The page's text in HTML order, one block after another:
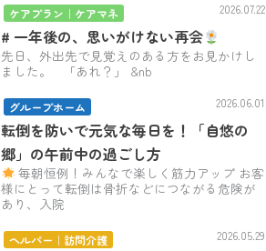
ケアプラン｜ケアマネ 2026.07.22
# 一年後の、思いがけない再会
先日、外出先で見覚えのある方をお見かけし
ました。 「あれ？」 &nb
グループホーム 2026.06.01
転倒を防いで元気な毎日を！「自悠の
郷」の午前中の過ごし方
毎朝恒例！みんなで楽しく筋力アップ お客
様にとって転倒は骨折などにつながる危険が
あり、入院
ヘルパー｜訪問介護 2026.05.29